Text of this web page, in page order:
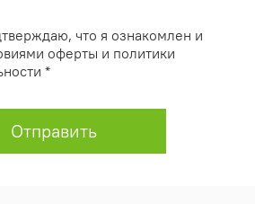
что я ознакомлен и
оферты и политики
*
Отправить